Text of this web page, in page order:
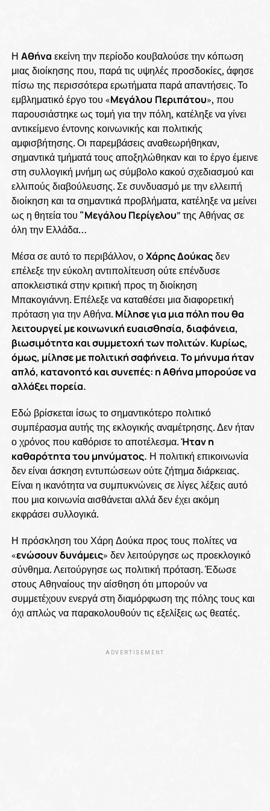
Η Αθήνα εκείνη την περίοδο κουβαλούσε την κόπωση
μιας διοίκησης που, παρά τις υψηλές προσδοκίες, άφησε
πίσω της περισσότερα ερωτήματα παρά απαντήσεις. Το
εμβληματικό έργο του «Μεγάλου Περιπάτου», που
παρουσιάστηκε ως τομή για την πόλη, κατέληξε να γίνει
αντικείμενο έντονης κοινωνικής και πολιτικής
αμφισβήτησης. Οι παρεμβάσεις αναθεωρήθηκαν,
σημαντικά τμήματά τους αποξηλώθηκαν και το έργο έμεινε
στη συλλογική μνήμη ως σύμβολο κακού σχεδιασμού και
ελλιπούς διαβούλευσης. Σε συνδυασμό με την ελλειπή
διοίκηση και τα σημαντικά προβλήματα, κατέληξε να μείνει
ως η θητεία του “Μεγάλου Περίγελου” της Αθήνας σε
όλη την Ελλάδα…
Μέσα σε αυτό το περιβάλλον, οΧάρης Δούκαςδεν
επέλεξε την εύκολη αντιπολίτευση ούτε επένδυσε
αποκλειστικά στην κριτική προς τη διοίκηση
Μπακογιάννη. Επέλεξε να καταθέσει μια διαφορετική
πρόταση για την Αθήνα. Μίλησε για μια πόλη που θα
λειτουργεί με κοινωνική ευαισθησία, διαφάνεια,
βιωσιμότητα και συμμετοχή των πολιτών. Κυρίως,
όμως, μίλησε με πολιτική σαφήνεια. Το μήνυμα ήταν
απλό, κατανοητό και συνεπές: η Αθήνα μπορούσε να
αλλάξει πορεία.
Εδώ βρίσκεται ίσως το σημαντικότερο πολιτικό
συμπέρασμα αυτής της εκλογικής αναμέτρησης. Δεν ήταν
ο χρόνος που καθόρισε το αποτέλεσμα.Ήταν η
καθαρότητα του μηνύματος. Η πολιτική επικοινωνία
δεν είναι άσκηση εντυπώσεων ούτε ζήτημα διάρκειας.
Είναι η ικανότητα να συμπυκνώνεις σε λίγες λέξεις αυτό
που μια κοινωνία αισθάνεται αλλά δεν έχει ακόμη
εκφράσει συλλογικά.
Η πρόσκληση του Χάρη Δούκα προς τους πολίτες να
«ενώσουν δυνάμεις» δεν λειτούργησε ως προεκλογικό
σύνθημα. Λειτούργησε ως πολιτική πρόταση. Έδωσε
στους Αθηναίους την αίσθηση ότι μπορούν να
συμμετέχουν ενεργά στη διαμόρφωση της πόλης τους και
όχι απλώς να παρακολουθούν τις εξελίξεις ως θεατές.
ADVERTISEMENT